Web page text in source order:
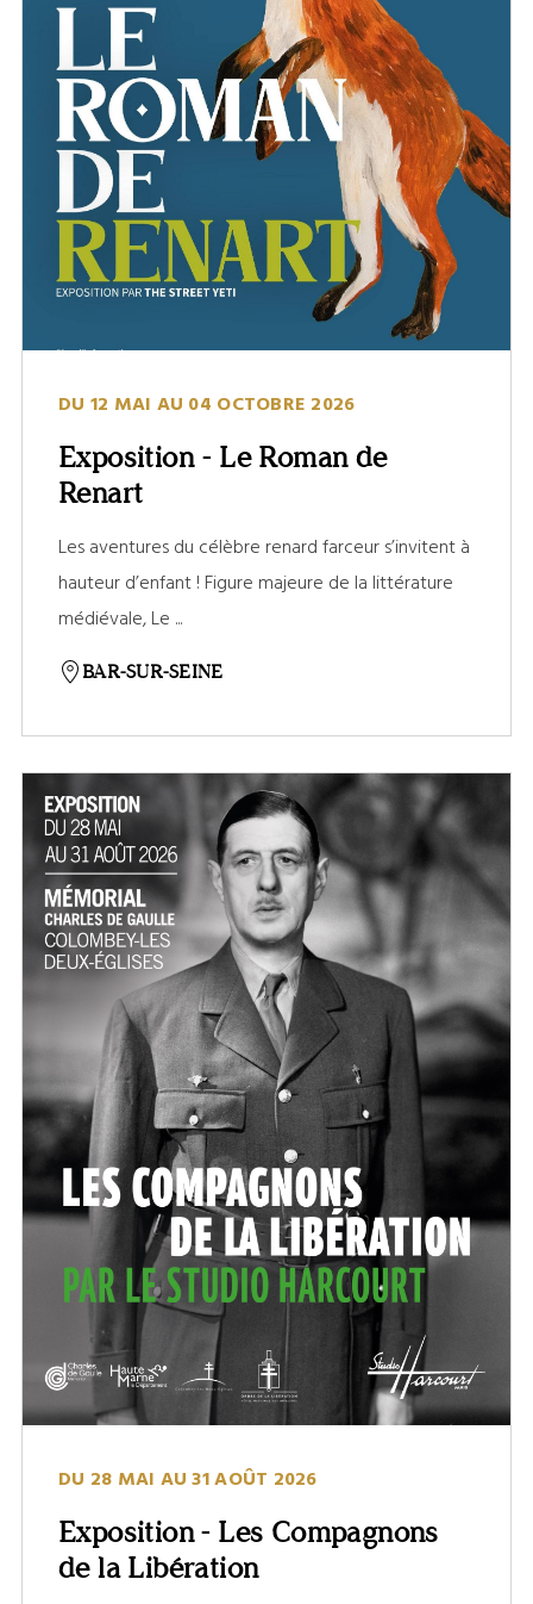
DU 12 MAI AU 04 OCTOBRE 2026
Exposition - Le Roman de
Renart
Les aventures du célèbre renard farceur s’invitent à
hauteur d’enfant ! Figure majeure de la littérature
médiévale, Le ...
BAR-SUR-SEINE
DU 28 MAI AU 31 AOÛT 2026
Exposition - Les Compagnons
de la Libération